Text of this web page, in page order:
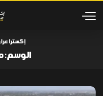
إكسترا
الوسم: